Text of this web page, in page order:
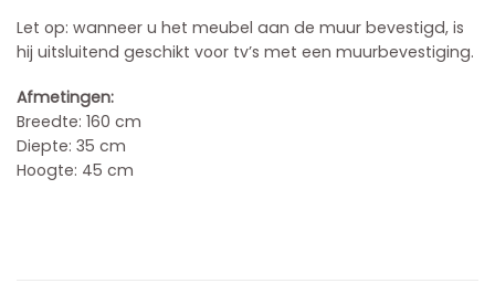
Let op: wanneer u het meubel aan de muur bevestigd, is
hij uitsluitend geschikt voor tv’s met een muurbevestiging.
Afmetingen:
Breedte: 160 cm
Diepte: 35 cm
Hoogte: 45 cm